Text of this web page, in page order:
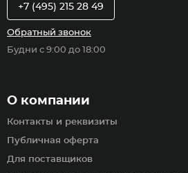
О компании
Контакты и реквизиты
Публичная оферта
Для поставщиков
+7 (495) 215 28 49
Обратный звонок
Будни с 9:00 до 18:00